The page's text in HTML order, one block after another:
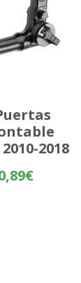
2018
€Rango